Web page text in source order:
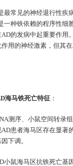
最常见的神经退行性疾
一种铁依赖的程序性细
的发病中起重要作用
用的神经激素，但其
海马铁死亡特征 ：
测序、小鼠空间转录
患者海马区存在显著
下调。
鼠海马区抗铁死亡基